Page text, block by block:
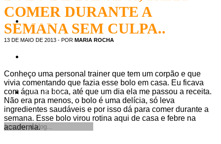
S.O.S. GULA
COMER DURANTE A
SEMANA SEM CULPA..
13 DE MAIO DE 2013 - POR MARIA ROCHA
Conheço uma personal trainer que tem um corpão e que
vivia comentando que fazia esse bolo em casa. Eu ficava
com água na boca, até que um dia ela me passou a receita.
Não era pra menos, o bolo é uma delícia, só leva
ingredientes saudáveis e por isso dá para comer durante a
semana. Esse bolo virou rotina aqui de casa e febre na
academia.